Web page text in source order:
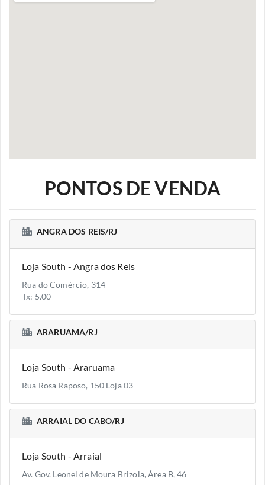
PONTOS DE VENDA
ANGRA DOS REIS/RJ
Loja South - Angra dos Reis
Rua do Comércio, 314
Tx: 5.00
ARARUAMA/RJ
Loja South - Araruama
Rua Rosa Raposo, 150 Loja 03
ARRAIAL DO CABO/RJ
Loja South - Arraial
Av. Gov. Leonel de Moura Brizola, Área B, 46